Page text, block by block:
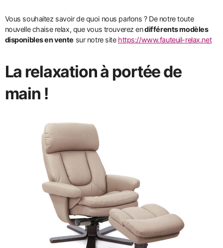
Vous souhaitez savoir de quoi nous parlons ? De notre toute
nouvelle chaise relax, que vous trouverez endifférents modèles
disponibles en vente sur notre site https://www.fauteuil-relax.net
La relaxation à portée de
main !